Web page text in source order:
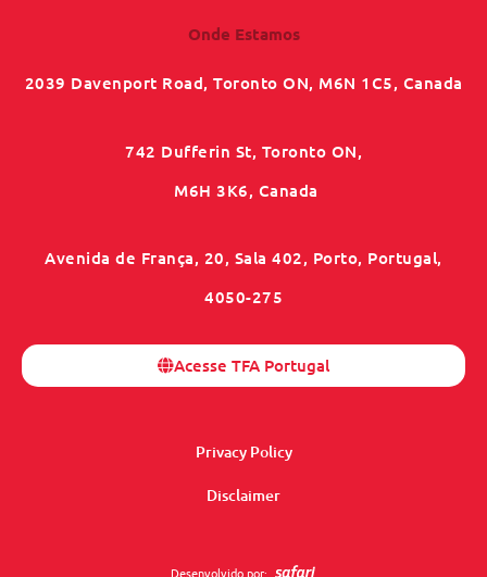
Onde Estamos
2039 Davenport Road, Toronto ON, M6N 1C5, Canada
742 Dufferin St, Toronto ON,
M6H 3K6, Canada
Avenida de França, 20, Sala 402, Porto, Portugal,
4050-275
Acesse TFA Portugal
Privacy Policy
Disclaimer
Desenvolvido por: